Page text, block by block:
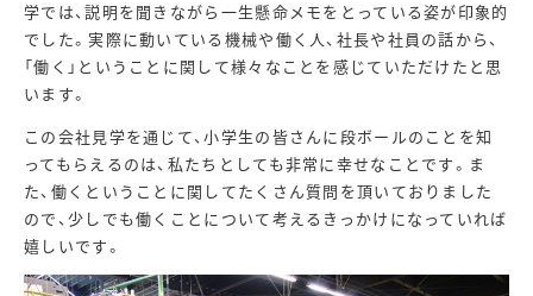
学では、説明を聞きながら一生懸命メモをとっている姿が印象的
でした。実際に動いている機械や働く人、社長や社員の話から、
「働く」ということに関して様々なことを感じていただけたと思
います。
この会社見学を通じて、小学生の皆さんに段ボールのことを知
ってもらえるのは、私たちとしても非常に幸せなことです。ま
た、働くということに関してたくさん質問を頂いておりました
ので、少しでも働くことについて考えるきっかけになっていれば
嬉しいです。